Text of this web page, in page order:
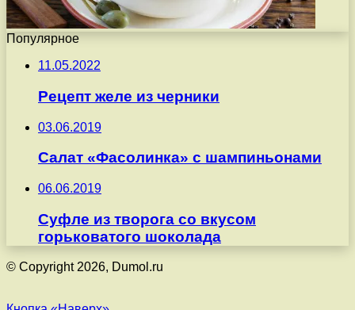
Популярное
11.05.2022
Рецепт желе из черники
03.06.2019
Салат «Фасолинка» с шампиньонами
06.06.2019
Суфле из творога со вкусом
горьковатого шоколада
© Copyright 2026, Dumol.ru